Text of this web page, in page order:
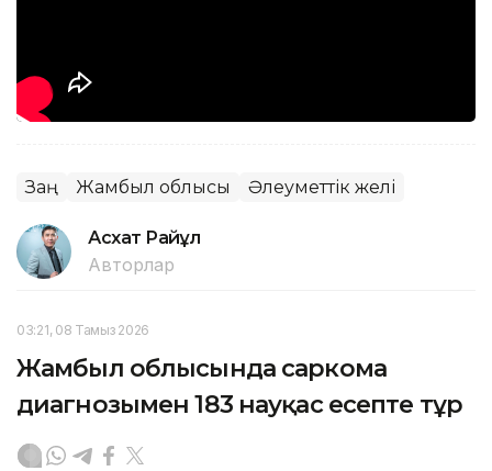
Заң Жамбыл облысы Әлеуметтік желі
Асхат Райқұл
Авторлар
03:21, 08 Тамыз 2026
Жамбыл облысында саркома
диагнозымен 183 науқас есепте тұр